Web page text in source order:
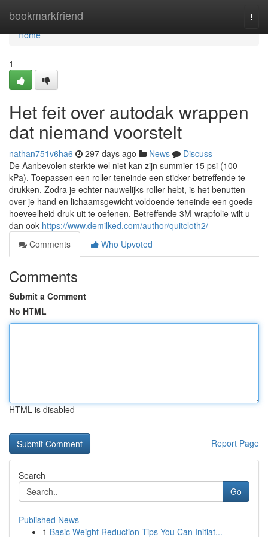
bookmarkfriend
Home
Home
1
Het feit over autodak wrappen
dat niemand voorstelt
nathan751v6ha6 297 days ago News
Discuss
De Aanbevolen sterkte wel niet kan zijn summier 15 psi (100
kPa). Toepassen een roller teneinde een sticker betreffende te
drukken. Zodra je echter nauwelijks roller hebt, is het benutten
over je hand en lichaamsgewicht voldoende teneinde een goede
hoeveelheid druk uit te oefenen. Betreffende 3M-wrapfolie wilt u
dan ook https://www.demilked.com/author/quitcloth2/
Comments
Who Upvoted
Comments
Submit a Comment
No HTML
HTML is disabled
Report Page
Search
Go
Published News
1 Basic Weight Reduction Tips You Can Initiat...